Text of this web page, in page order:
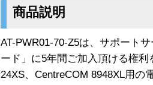
商品説明
AT-PWR01-70-Z5は、サポート
ード」に5年間ご加入頂ける権利
24XS、CentreCOM 8948XL用の